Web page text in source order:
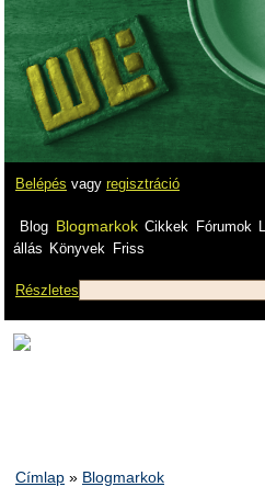
Belépés vagy regisztráció
Blog Blogmarkok Cikkek Fórumok
állás Könyvek Friss
Részletes
Címlap » Blogmarkok